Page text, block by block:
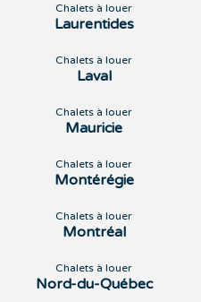
Chalets à louer
Laurentides
Chalets à louer
Laval
Chalets à louer
Mauricie
Chalets à louer
Montérégie
Chalets à louer
Montréal
Chalets à louer
Nord-du-Québec